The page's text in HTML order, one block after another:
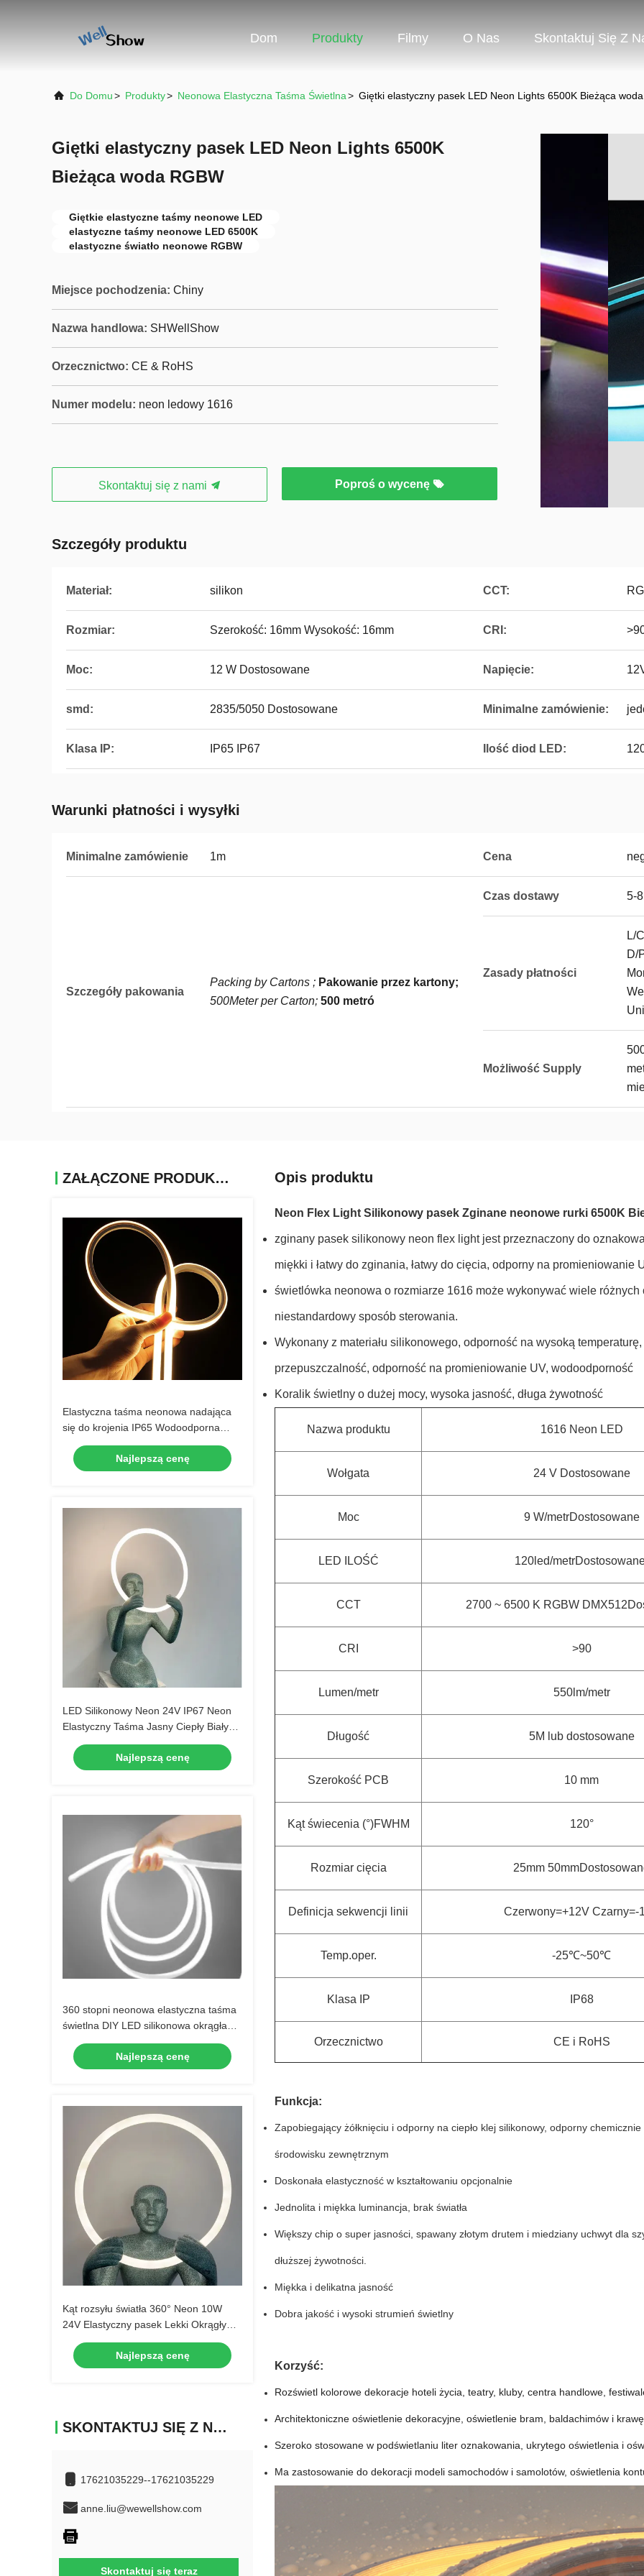
Dom Produkty Filmy O Nas Skontaktuj Się Z
Do Domu> Produkty> Neonowa Elastyczna Taśma Świetlna> Giętki elastyczny pasek LED Neon Lights 6500K Bieżąca
Giętki elastyczny pasek LED Neon Lights 6500K
Bieżąca woda RGBW
Giętkie elastyczne taśmy neonowe LED
elastyczne taśmy neonowe LED 6500K
elastyczne światło neonowe RGBW
Miejsce pochodzenia: Chiny
Nazwa handlowa: SHWellShow
Orzecznictwo: CE & RoHS
Numer modelu: neon ledowy 1616
Skontaktuj się z nami Poproś o wycenę
Szczegóły produktu
Materiał: silikon CCT:
Rozmiar: Szerokość: 16mm Wysokość: 16mm CRI:
Moc: 12 W Dostosowane Napięcie:
smd: 2835/5050 Dostosowane Minimalne zamówienie:
Klasa IP: IP65 IP67 Ilość diod LED:
Warunki płatności i wysyłki
Minimalne zamówienie 1m Cena
Szczegóły pakowania
Packing by Cartons ; Pakowanie przez kartony;
500Meter per Carton; 500 metró
Czas dostawy 5-
Zasady płatności
L/
D/
Możliwość Supply
ZAŁĄCZONE PRODUKTY
Elastyczna taśma neonowa nadająca
się do krojenia IP65 Wodoodporna
rurka silikonowa LED 24v
Najlepszą cenę
LED Silikonowy Neon 24V IP67 Neon
Elastyczny Taśma Jasny Ciepły Biały
Kolor
Najlepszą cenę
360 stopni neonowa elastyczna taśma
świetlna DIY LED silikonowa okrągła
rurka świetlna 24V 12W IP67
Najlepszą cenę
Kąt rozsyłu światła 360° Neon 10W
24V Elastyczny pasek Lekki Okrągły
silikonowy świetlówka Neon Led
Najlepszą cenę
SKONTAKTUJ SIĘ Z NAMI
17621035229--17621035229
anne.liu@wewellshow.com
Skontaktuj się teraz
Opis produktu
Neon Flex Light Silikonowy pasek Zginane neonowe rurki 6500K
zginany pasek silikonowy neon flex light jest przeznaczony do
miękki i łatwy do zginania, łatwy do cięcia, odporny na promieniowanie
świetlówka neonowa o rozmiarze 1616 może wykonywać wiele
niestandardowy sposób sterowania.
Wykonany z materiału silikonowego, odporność na wysoką
przepuszczalność, odporność na promieniowanie UV, wodoodporność
Koralik świetlny o dużej mocy, wysoka jasność, długa żywotność
Nazwa produktu 1616 Neon LED
Wołgata 24 V Dostosowane
Moc 9 W/metrDostosowane
LED ILOŚĆ 120led/metr
CCT 2700 ~ 6500 K RGBW DMX512
CRI >90
Lumen/metr 550lm/metr
Długość 5M lub dostosowane
Szerokość PCB 10 mm
Kąt świecenia (°)FWHM 120°
Rozmiar cięcia 25mm 50mm
Definicja sekwencji linii Czerwony=+12V Czarny=-
Temp.oper. -25℃~50℃
Klasa IP IP68
Orzecznictwo CE i RoHS
Funkcja:
Zapobiegający żółknięciu i odporny na ciepło klej silikonowy, odporny
środowisku zewnętrznym
Doskonała elastyczność w kształtowaniu opcjonalnie
Jednolita i miękka luminancja, brak światła
Większy chip o super jasności, spawany złotym drutem i miedziany uchwyt dla
dłuższej żywotności.
Miękka i delikatna jasność
Dobra jakość i wysoki strumień świetlny
Korzyść:
Rozświetl kolorowe dekoracje hoteli życia, teatry, kluby, centra handlowe,
Architektoniczne oświetlenie dekoracyjne, oświetlenie bram, baldachimów i
Szeroko stosowane w podświetlaniu liter oznakowania, ukrytego oświetlenia i
Ma zastosowanie do dekoracji modeli samochodów i samolotów, oświetlenia